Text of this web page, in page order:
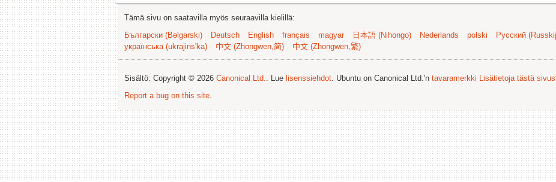
Tämä sivu on saatavilla myös seuraavilla kielillä:
Български (Bəlgarski)
Deutsch English français magyar 日本語 (Nihongo) Nederlands polski Русский
українська (ukrajins'ka)
中文 (Zhongwen,简) 中文 (Zhongwen,繁)
Sisältö: Copyright © 2026 Canonical Ltd.. Lue lisenssiehdot. Ubuntu on Canonical Ltd.'n tavaramerkki Lisätietoja tästä
Report a bug on this site.